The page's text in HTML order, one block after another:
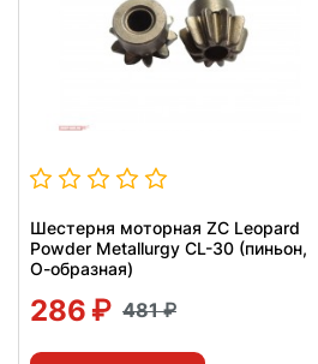
Шестерня моторная ZC Leopard
Powder Metallurgy CL-30 (пиньон,
О-образная)
286 481